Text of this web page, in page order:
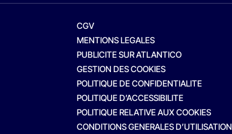
CGV
MENTIONS LEGALES
PUBLICITE SUR ATLANTICO
GESTION DES COOKIES
POLITIQUE DE CONFIDENTIALITE
POLITIQUE D’ACCESSIBILITE
POLITIQUE RELATIVE AUX COOKIES
CONDITIONS GENERALES D’UTILISATION